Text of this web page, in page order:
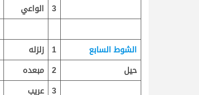
3 الواعي
الشوط السابع 1 زلزله
حيل
2 مبعده
3 عريب